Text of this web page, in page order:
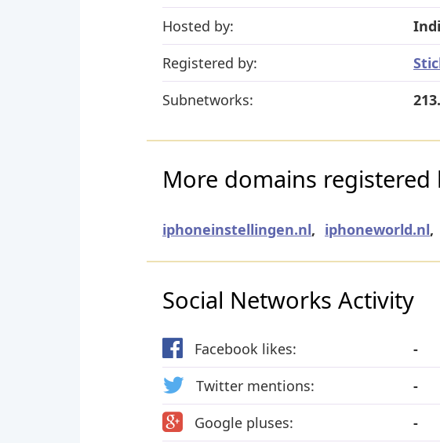
Hosted by:
Registered by:
Subnetworks:
More domains
iphoneinstellingen.nl, iphoneworld.nl,
Social Networks Activity
Facebook likes:
-
Twitter mentions:
-
Google pluses:
-